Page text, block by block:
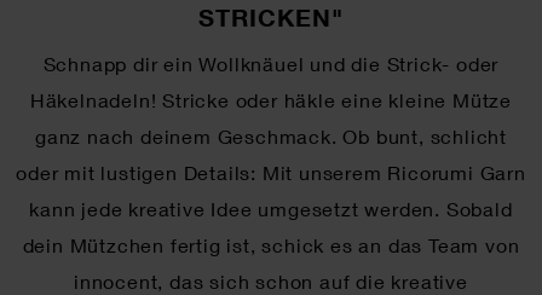
TRICKEN"
Schnapp dir ein Wollknäuel und die Strick- oder
Häkelnadeln! Stricke oder häkle eine kleine Mütze
ganz nach deinem Geschmack. Ob bunt, schlicht
oder mit lustigen Details: Mit unserem Ricorumi Garn
kann jede kreative Idee umgesetzt werden. Sobald
dein Mützchen fertig ist, schick es an das Team von
innocent, das sich schon auf die kreative